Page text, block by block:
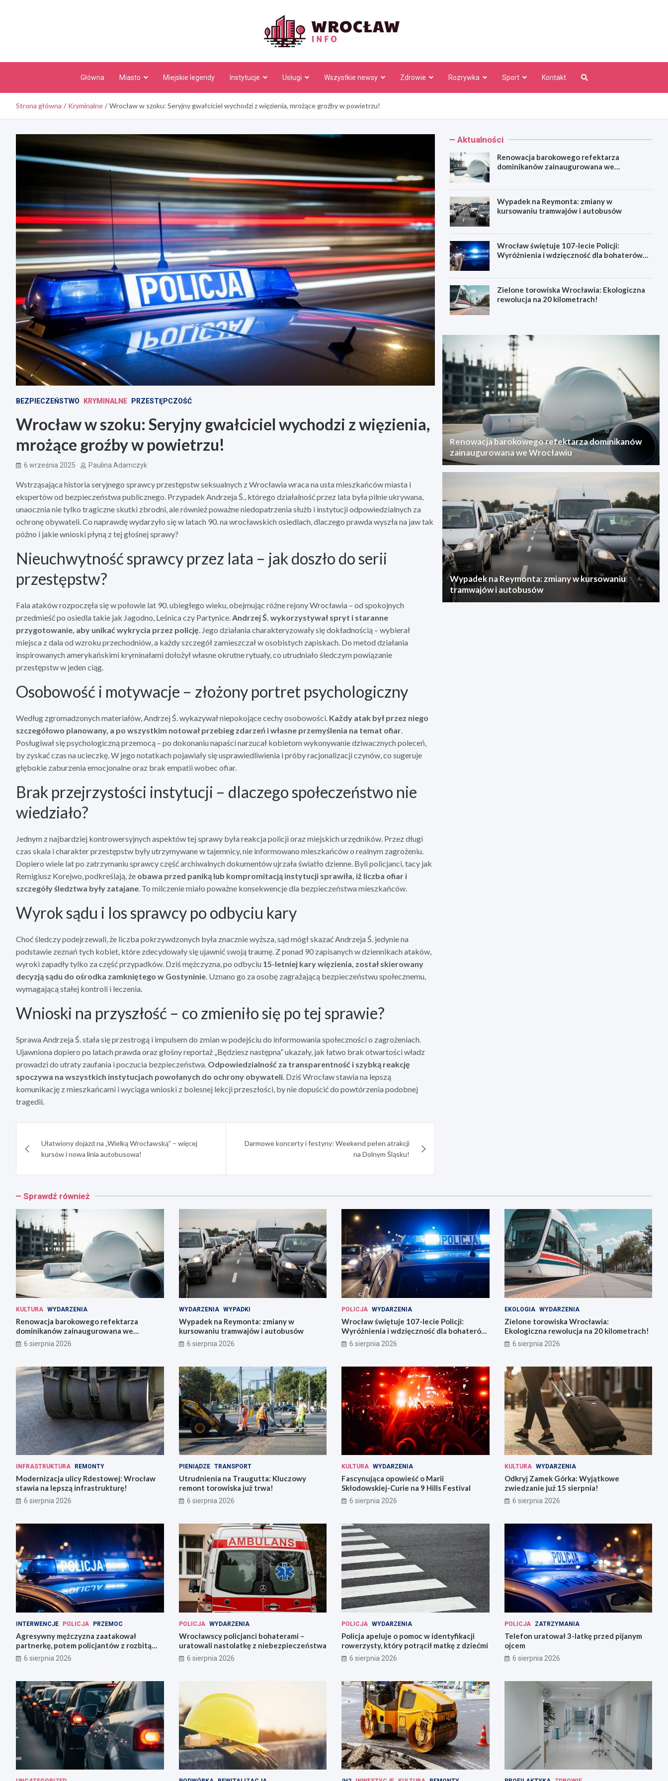
Główna Miasto Miejskie legendy Instytucje Usługi Wszystkie newsy Zdrowie Rozrywka Sport Kontakt
Strona główna Kryminalne Wrocław w szoku: Seryjny gwałciciel wychodzi z więzienia, mrożące groźby w powietrzu!
BEZPIECZEŃSTWO KRYMINALNE PRZESTĘPCZOŚĆ
Wrocław w szoku: Seryjny gwałciciel wychodzi z więzienia,
mrożące groźby w powietrzu!
6 września 2025 Paulina Adamczyk
Wstrząsająca historia seryjnego sprawcy przestępstw seksualnych z Wrocławia wraca na usta mieszkańców miasta i
ekspertów od bezpieczeństwa publicznego. Przypadek Andrzeja Ś., którego działalność przez lata była pilnie ukrywana,
unaocznia nie tylko tragiczne skutki zbrodni, ale również poważne niedopatrzenia służb i instytucji odpowiedzialnych za
ochronę obywateli. Co naprawdę wydarzyło się w latach 90. na wrocławskich osiedlach, dlaczego prawda wyszła na jaw tak
późno i jakie wnioski płyną z tej głośnej sprawy?
Nieuchwytność sprawcy przez lata – jak doszło do serii
przestępstw?
Fala ataków rozpoczęła się w połowie lat 90. ubiegłego wieku, obejmując różne rejony Wrocławia – od spokojnych
przedmieść po osiedla takie jak Jagodno, Leśnica czy Partynice.Andrzej Ś. wykorzystywał spryt i staranne
przygotowanie, aby unikać wykrycia przez policję. Jego działania charakteryzowały się dokładnością – wybierał
miejsca z dala od wzroku przechodniów, a każdy szczegół zamieszczał w osobistych zapiskach. Do metod działania
inspirowanych amerykańskimi kryminałami dołożył własne okrutne rytuały, co utrudniało śledczym powiązanie
przestępstw w jeden ciąg.
Osobowość i motywacje – złożony portret psychologiczny
Według zgromadzonych materiałów, Andrzej Ś. wykazywał niepokojące cechy osobowości. Każdy atak był przez niego
szczegółowo planowany, a po wszystkim notował przebieg zdarzeń i własne przemyślenia na temat ofiar.
Posługiwał się psychologiczną przemocą – po dokonaniu napaści narzucał kobietom wykonywanie dziwacznych poleceń,
by zyskać czas na ucieczkę. W jego notatkach pojawiały się usprawiedliwienia i próby racjonalizacji czynów, co sugeruje
głębokie zaburzenia emocjonalne oraz brak empatii wobec ofiar.
Brak przejrzystości instytucji – dlaczego społeczeństwo nie
wiedziało?
Jednym z najbardziej kontrowersyjnych aspektów tej sprawy była reakcja policji oraz miejskich urzędników. Przez długi
czas skala i charakter przestępstw były utrzymywane w tajemnicy, nie informowano mieszkańców o realnym zagrożeniu.
Dopiero wiele lat po zatrzymaniu sprawcy część archiwalnych dokumentów ujrzała światło dzienne. Byli policjanci, tacy jak
Remigiusz Korejwo, podkreślają, że obawa przed paniką lub kompromitacją instytucji sprawiła, iż liczba ofiar i
szczegóły śledztwa były zatajane. To milczenie miało poważne konsekwencje dla bezpieczeństwa mieszkańców.
Wyrok sądu i los sprawcy po odbyciu kary
Choć śledczy podejrzewali, że liczba pokrzywdzonych była znacznie wyższa, sąd mógł skazać Andrzeja Ś. jedynie na
podstawie zeznań tych kobiet, które zdecydowały się ujawnić swoją traumę. Z ponad 90 zapisanych w dziennikach ataków,
wyroki zapadły tylko za część przypadków. Dziś mężczyzna, po odbyciu 15-letniej kary więzienia, został skierowany
decyzją sądu do ośrodka zamkniętego w Gostyninie. Uznano go za osobę zagrażającą bezpieczeństwu społecznemu,
wymagającą stałej kontroli i leczenia.
Wnioski na przyszłość – co zmieniło się po tej sprawie?
Sprawa Andrzeja Ś. stała się przestrogą i impulsem do zmian w podejściu do informowania społeczności o zagrożeniach.
Ujawniona dopiero po latach prawda oraz głośny reportaż „Będziesz następna” ukazały, jak łatwo brak otwartości władz
prowadzi do utraty zaufania i poczucia bezpieczeństwa. Odpowiedzialność za transparentność i szybką reakcję
spoczywa na wszystkich instytucjach powołanych do ochrony obywateli. Dziś Wrocław stawia na lepszą
komunikację z mieszkańcami i wyciąga wnioski z bolesnej lekcji przeszłości, by nie dopuścić do powtórzenia podobnej
tragedii.
wpisuUłatwiony dojazd na „Wielką Wrocławską” – więcej
kursów i nowa linia autobusowa!
Darmowe koncerty i festyny: Weekend pełen atrakcji
na Dolnym Śląsku!
Aktualności
Renowacja barokowego refektarza
dominikanów zainaugurowana we
Wypadek na Reymonta: zmiany w
kursowaniu tramwajów i autobusów
Wrocław świętuje 107-lecie Policji:
Wyróżnienia i wdzięczność dla bohaterów
Zielone torowiska Wrocławia: Ekologiczna
rewolucja na 20 kilometrach!
Renowacja barokowego refektarza dominikanów
zainaugurowana we Wrocławiu
Wypadek na Reymonta: zmiany w kursowaniu
tramwajów i autobusów
Sprawdź również
KULTURA WYDARZENIA
Renowacja barokowego refektarza
dominikanów zainaugurowana we
Wrocławiu
6 sierpnia 2026
WYDARZENIA WYPADKI
Wypadek na Reymonta: zmiany w
kursowaniu tramwajów i autobusów
6 sierpnia 2026
POLICJA WYDARZENIA
Wrocław świętuje 107-lecie Policji:
Wyróżnienia i wdzięczność dla bohaterów
codzienności
6 sierpnia 2026
EKOLOGIA WYDARZENIA
Zielone torowiska Wrocławia:
Ekologiczna rewolucja na 20 kilometrach!
6 sierpnia 2026
INFRASTRUKTURA REMONTY
Modernizacja ulicy Rdestowej: Wrocław
stawia na lepszą infrastrukturę!
6 sierpnia 2026
PIENIĄDZE TRANSPORT
Utrudnienia na Traugutta: Kluczowy
remont torowiska już trwa!
6 sierpnia 2026
KULTURA WYDARZENIA
Fascynująca opowieść o Marii
Skłodowskiej-Curie na 9 Hills Festival
6 sierpnia 2026
KULTURA WYDARZENIA
Odkryj Zamek Górka: Wyjątkowe
zwiedzanie już 15 sierpnia!
6 sierpnia 2026
INTERWENCJE POLICJA PRZEMOC
Agresywny mężczyzna zaatakował
partnerkę, potem policjantów z rozbitą
butelką
6 sierpnia 2026
POLICJA WYDARZENIA
Wrocławscy policjanci bohaterami –
uratowali nastolatkę z niebezpieczeństwa
6 sierpnia 2026
POLICJA WYDARZENIA
Policja apeluje o pomoc w identyfikacji
rowerzysty, który potrącił matkę z dziećmi
6 sierpnia 2026
POLICJA ZATRZYMANIA
Telefon uratował 3-latkę przed pijanym
ojcem
6 sierpnia 2026